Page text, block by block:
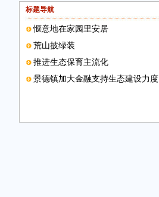
标题导航
惬意地在家园里安居
荒山披绿装
推进生态保育主流化
景德镇加大金融支持生态建设力度